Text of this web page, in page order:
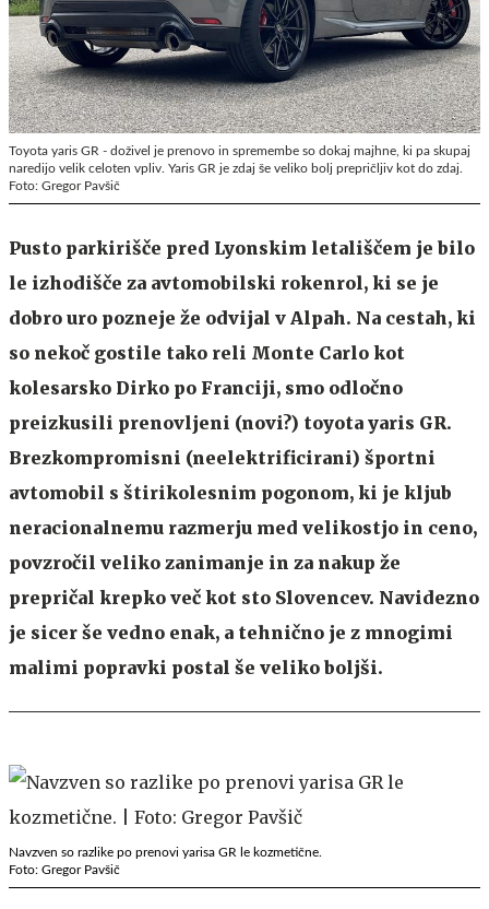
Toyota yaris GR - doživel je prenovo in spremembe so dokaj majhne, ki pa skupaj
naredijo velik celoten vpliv. Yaris GR je zdaj še veliko bolj prepričljiv kot do zdaj.
Foto: Gregor Pavšič
Pusto parkirišče pred Lyonskim letališčem je bilo
le izhodišče za avtomobilski rokenrol, ki se je
dobro uro pozneje že odvijal v Alpah. Na cestah, ki
so nekoč gostile tako reli Monte Carlo kot
kolesarsko Dirko po Franciji, smo odločno
preizkusili prenovljeni (novi?) toyota yaris GR.
Brezkompromisni (neelektrificirani) športni
avtomobil s štirikolesnim pogonom, ki je kljub
neracionalnemu razmerju med velikostjo in ceno,
povzročil veliko zanimanje in za nakup že
prepričal krepko več kot sto Slovencev. Navidezno
je sicer še vedno enak, a tehnično je z mnogimi
malimi popravki postal še veliko boljši.
Navzven so razlike po prenovi yarisa GR le kozmetične.
Foto: Gregor Pavšič